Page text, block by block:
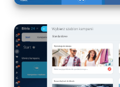
Wsparcie Bitrix24
AI CoPilot
Bitrix24 On-